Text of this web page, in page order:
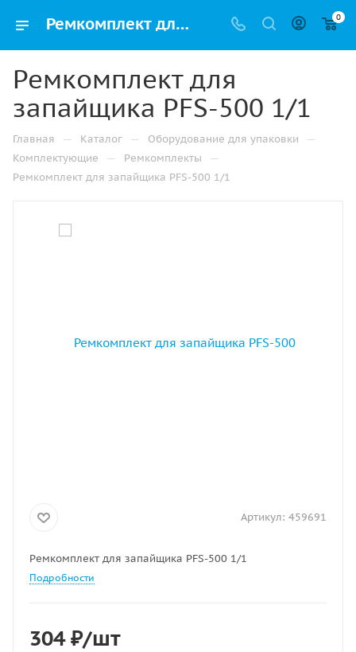
Ремкомплект для запайщика РFS-500 1/1 купить в Казани недорого с доставкой 0
Ремкомплект для
запайщика РFS-500 1/1
Главная — Каталог — Оборудование для упаковки —
Комплектующие — Ремкомплекты —
Ремкомплект для запайщика РFS-500 1/1
Артикул: 459691
Ремкомплект для запайщика РFS-500 1/1
Подробности
304₽/шт